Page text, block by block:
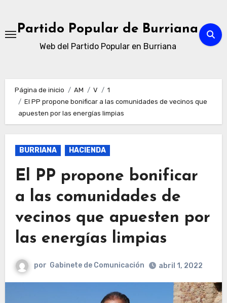
contenidoPartido Popular de Burriana
Web del Partido Popular en Burriana
Página de inicio AM V
1
El PP propone bonificar a las comunidades de vecinos que
apuesten por las energías limpias
BURRIANA HACIENDA
El PP propone bonificar
a las comunidades de
vecinos que apuesten por
las energías limpias
por Gabinete de Comunicación abril 1, 2022